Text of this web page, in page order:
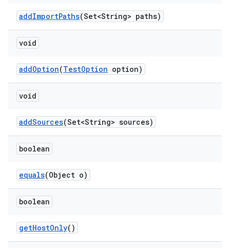
addImportPaths(Set<String> paths)
void
addOption(TestOption option)
void
addSources(Set<String> sources)
boolean
equals(Object o)
boolean
getHostOnly()